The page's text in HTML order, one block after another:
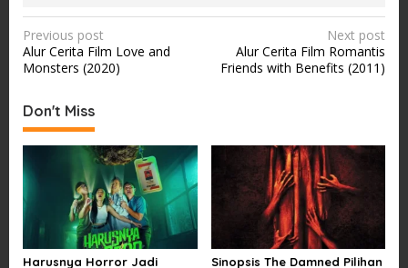
P
o
t
n
a
i
g
Previous post
Alur Cerita Film Love and
Monsters (2020)
Next post
Alur Cerita Film Romantis
Friends with Benefits (2011)
Don't Miss
Harusnya Horror Jadi Sinopsis The Damned Pilihan